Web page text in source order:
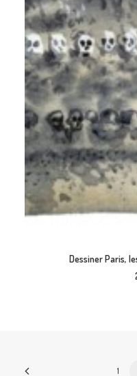
Dessiner Paris,
1